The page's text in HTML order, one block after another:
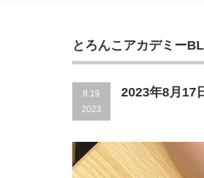
とろんこアカデミー
8.19
2023
2023年8月17